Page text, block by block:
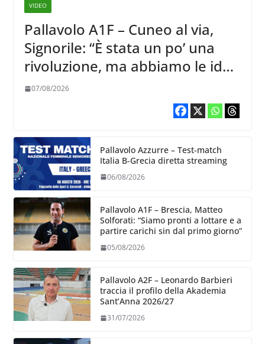
VIDEO
Pallavolo A1F – Cuneo al via,
Signorile: “È stata un po’ una
rivoluzione, ma abbiamo le idee
chiare siu cosa vogliamo fare”
07/08/2026
Pallavolo Azzurre – Test-match
Italia B-Grecia diretta streaming
06/08/2026
Pallavolo A1F – Brescia, Matteo
Solforati: “Siamo pronti a lottare e a
partire carichi sin dal primo giorno”
05/08/2026
Pallavolo A2F – Leonardo Barbieri
traccia il profilo della Akademia
Sant’Anna 2026/27
31/07/2026